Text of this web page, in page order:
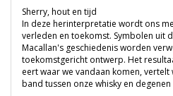
Sherry, hout en tijd
In deze herinterpretatie wordt ons
verleden en toekomst. Symbolen uit
Macallan's geschiedenis worden
toekomstgericht ontwerp. Het
eert waar we vandaan komen,
band tussen onze whisky en